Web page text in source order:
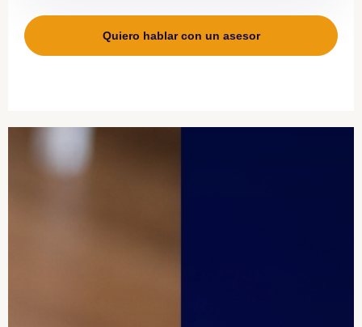
Quiero hablar con un asesor